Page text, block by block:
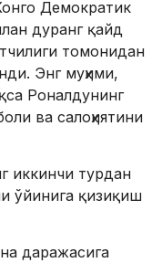
Демократик
дуранг қайд
томонидан
Энг муҳими,
Роналдунинг
ва салоҳиятини
иккинчи турдан
ўйинига қизиқиш
даражасига